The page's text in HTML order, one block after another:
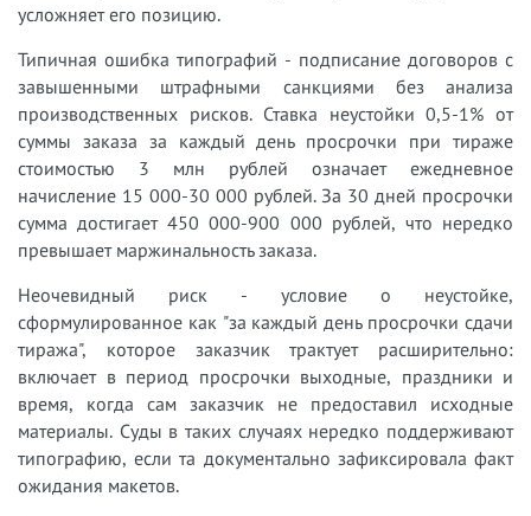
усложняет его позицию.
Типичная ошибка типографий - подписание договоров с
завышенными штрафными санкциями без анализа
производственных рисков. Ставка неустойки 0,5-1% от
суммы заказа за каждый день просрочки при тираже
стоимостью 3 млн рублей означает ежедневное
начисление 15 000-30 000 рублей. За 30 дней просрочки
сумма достигает 450 000-900 000 рублей, что нередко
превышает маржинальность заказа.
Неочевидный риск - условие о неустойке,
сформулированное как "за каждый день просрочки сдачи
тиража", которое заказчик трактует расширительно:
включает в период просрочки выходные, праздники и
время, когда сам заказчик не предоставил исходные
материалы. Суды в таких случаях нередко поддерживают
типографию, если та документально зафиксировала факт
ожидания макетов.